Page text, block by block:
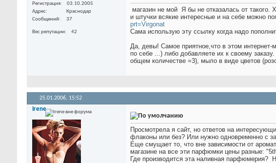
Регистрация
03.10.2005
Адрес
Краснодар
Сообщений
37
Вес репутации 42
магазин не мой Я бы не отказалась от
и штучки всякие интересные и на себе можно
prt=Virgonat
Сама использую эту ссылку когда надо
Да, девы! Самое приятное,что в этом интернет-
по себе ...) либо добавляете их к своему
общем количестве =3), мыло в виде цветов
25.01.2006, 15:52
Irene
Просмотрела я сайт, но ответов на
флаконы или без? Или нужно одновременно с
Еще смущает то, что вне зависимости от
магазине на все эти парфюмки цены разные:
Где производится эта наливная парфюмерия?